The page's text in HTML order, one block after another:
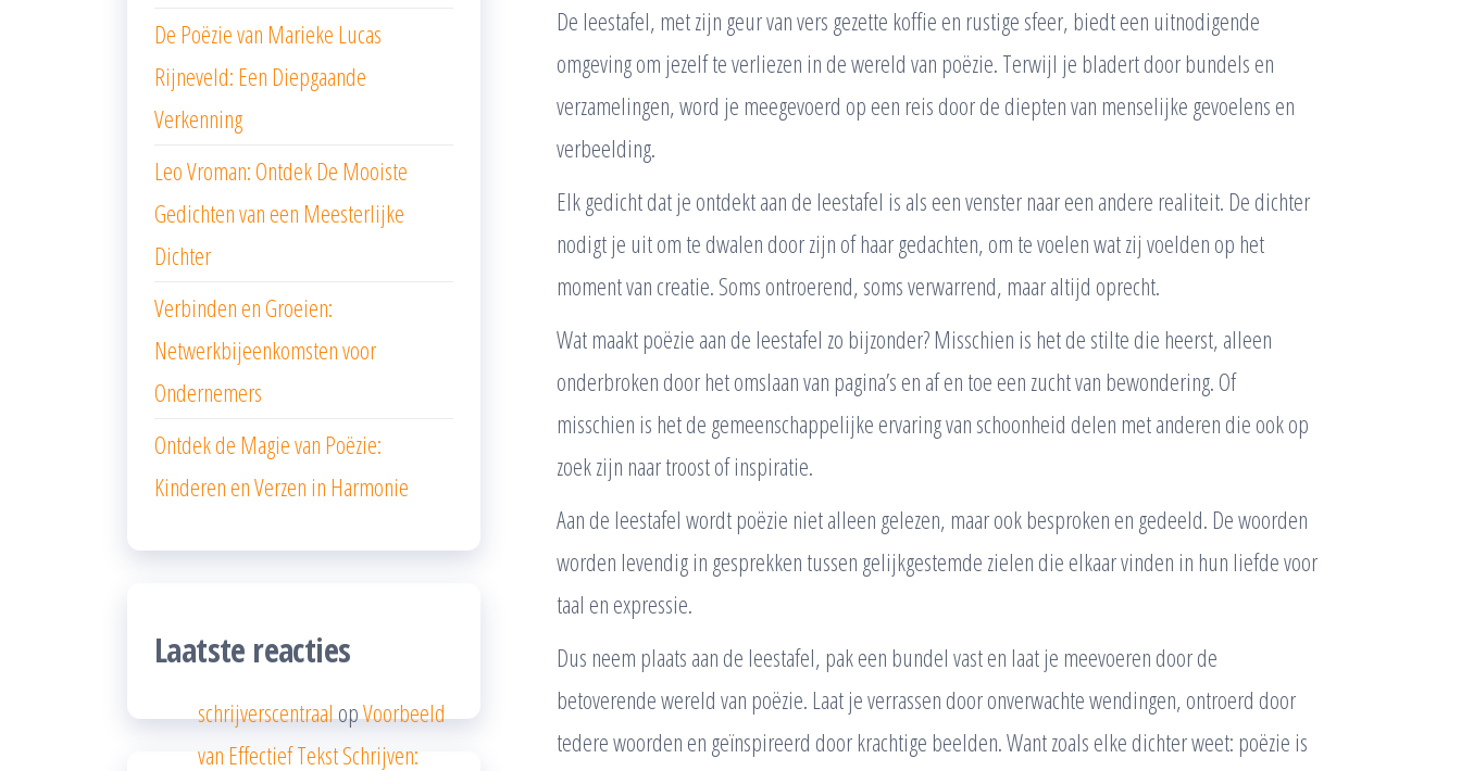
De leestafel, met zijn geur van vers gezette koffie en rustige sfeer, biedt een uitnodigende
omgeving om jezelf te verliezen in de wereld van poëzie. Terwijl je bladert door bundels en
verzamelingen, word je meegevoerd op een reis door de diepten van menselijke gevoelens en
verbeelding.
Elk gedicht dat je ontdekt aan de leestafel is als een venster naar een andere realiteit. De dichter
nodigt je uit om te dwalen door zijn of haar gedachten, om te voelen wat zij voelden op het
moment van creatie. Soms ontroerend, soms verwarrend, maar altijd oprecht.
Wat maakt poëzie aan de leestafel zo bijzonder? Misschien is het de stilte die heerst, alleen
onderbroken door het omslaan van pagina’s en af en toe een zucht van bewondering. Of
misschien is het de gemeenschappelijke ervaring van schoonheid delen met anderen die ook op
zoek zijn naar troost of inspiratie.
Aan de leestafel wordt poëzie niet alleen gelezen, maar ook besproken en gedeeld. De woorden
worden levendig in gesprekken tussen gelijkgestemde zielen die elkaar vinden in hun liefde voor
taal en expressie.
Dus neem plaats aan de leestafel, pak een bundel vast en laat je meevoeren door de
betoverende wereld van poëzie. Laat je verrassen door onverwachte wendingen, ontroerd door
tedere woorden en geïnspireerd door krachtige beelden. Want zoals elke dichter weet: poëzie is
De Poëzie van Marieke Lucas
Rijneveld: Een Diepgaande
Verkenning
Leo Vroman: Ontdek De Mooiste
Gedichten van een Meesterlijke
Dichter
Verbinden en Groeien:
Netwerkbijeenkomsten voor
Ondernemers
Ontdek de Magie van Poëzie:
Kinderen en Verzen in Harmonie
Laatste reacties
schrijverscentraalopVoorbeeld
van Effectief Tekst Schrijven: